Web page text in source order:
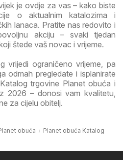
je ovdje za vas – kako biste
o aktualnim katalozima i
lanaca. Pratite nas redovito i
akciju – svaki tjedan
štede vaš novac i vrijeme.
vrijedi ograničeno vrijeme, pa
odmah pregledate i isplanirate
trgovine Planet obuća i
2026 – donosi vam kvalitetu,
za cijelu obitelj.
obuća Planet obuća Katalog